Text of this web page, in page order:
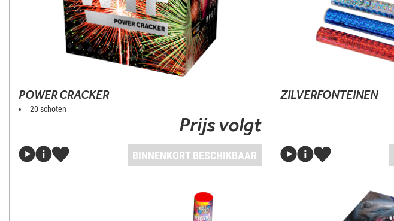
POWER CRACKER
20 schoten
Prijs volgt
BINNENKORT BESCHIKBAAR
ZILVERFONTEINEN